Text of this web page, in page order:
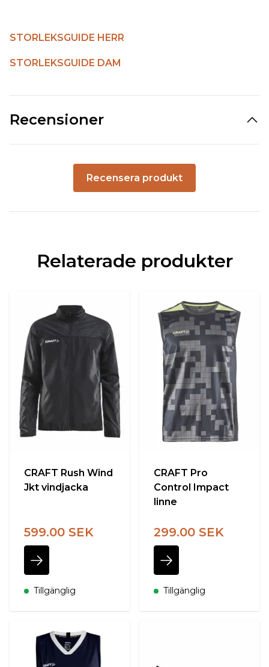
STORLEKSGUIDE HERR
STORLEKSGUIDE DAM
Recensioner
Recensera produkt
Relaterade produkter
CRAFT Rush Wind
Jkt vindjacka
599.00 SEK
Tillgänglig
CRAFT Pro
Control Impact
linne
299.00 SEK
Tillgänglig